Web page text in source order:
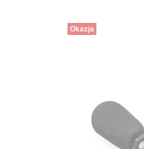
Okazja